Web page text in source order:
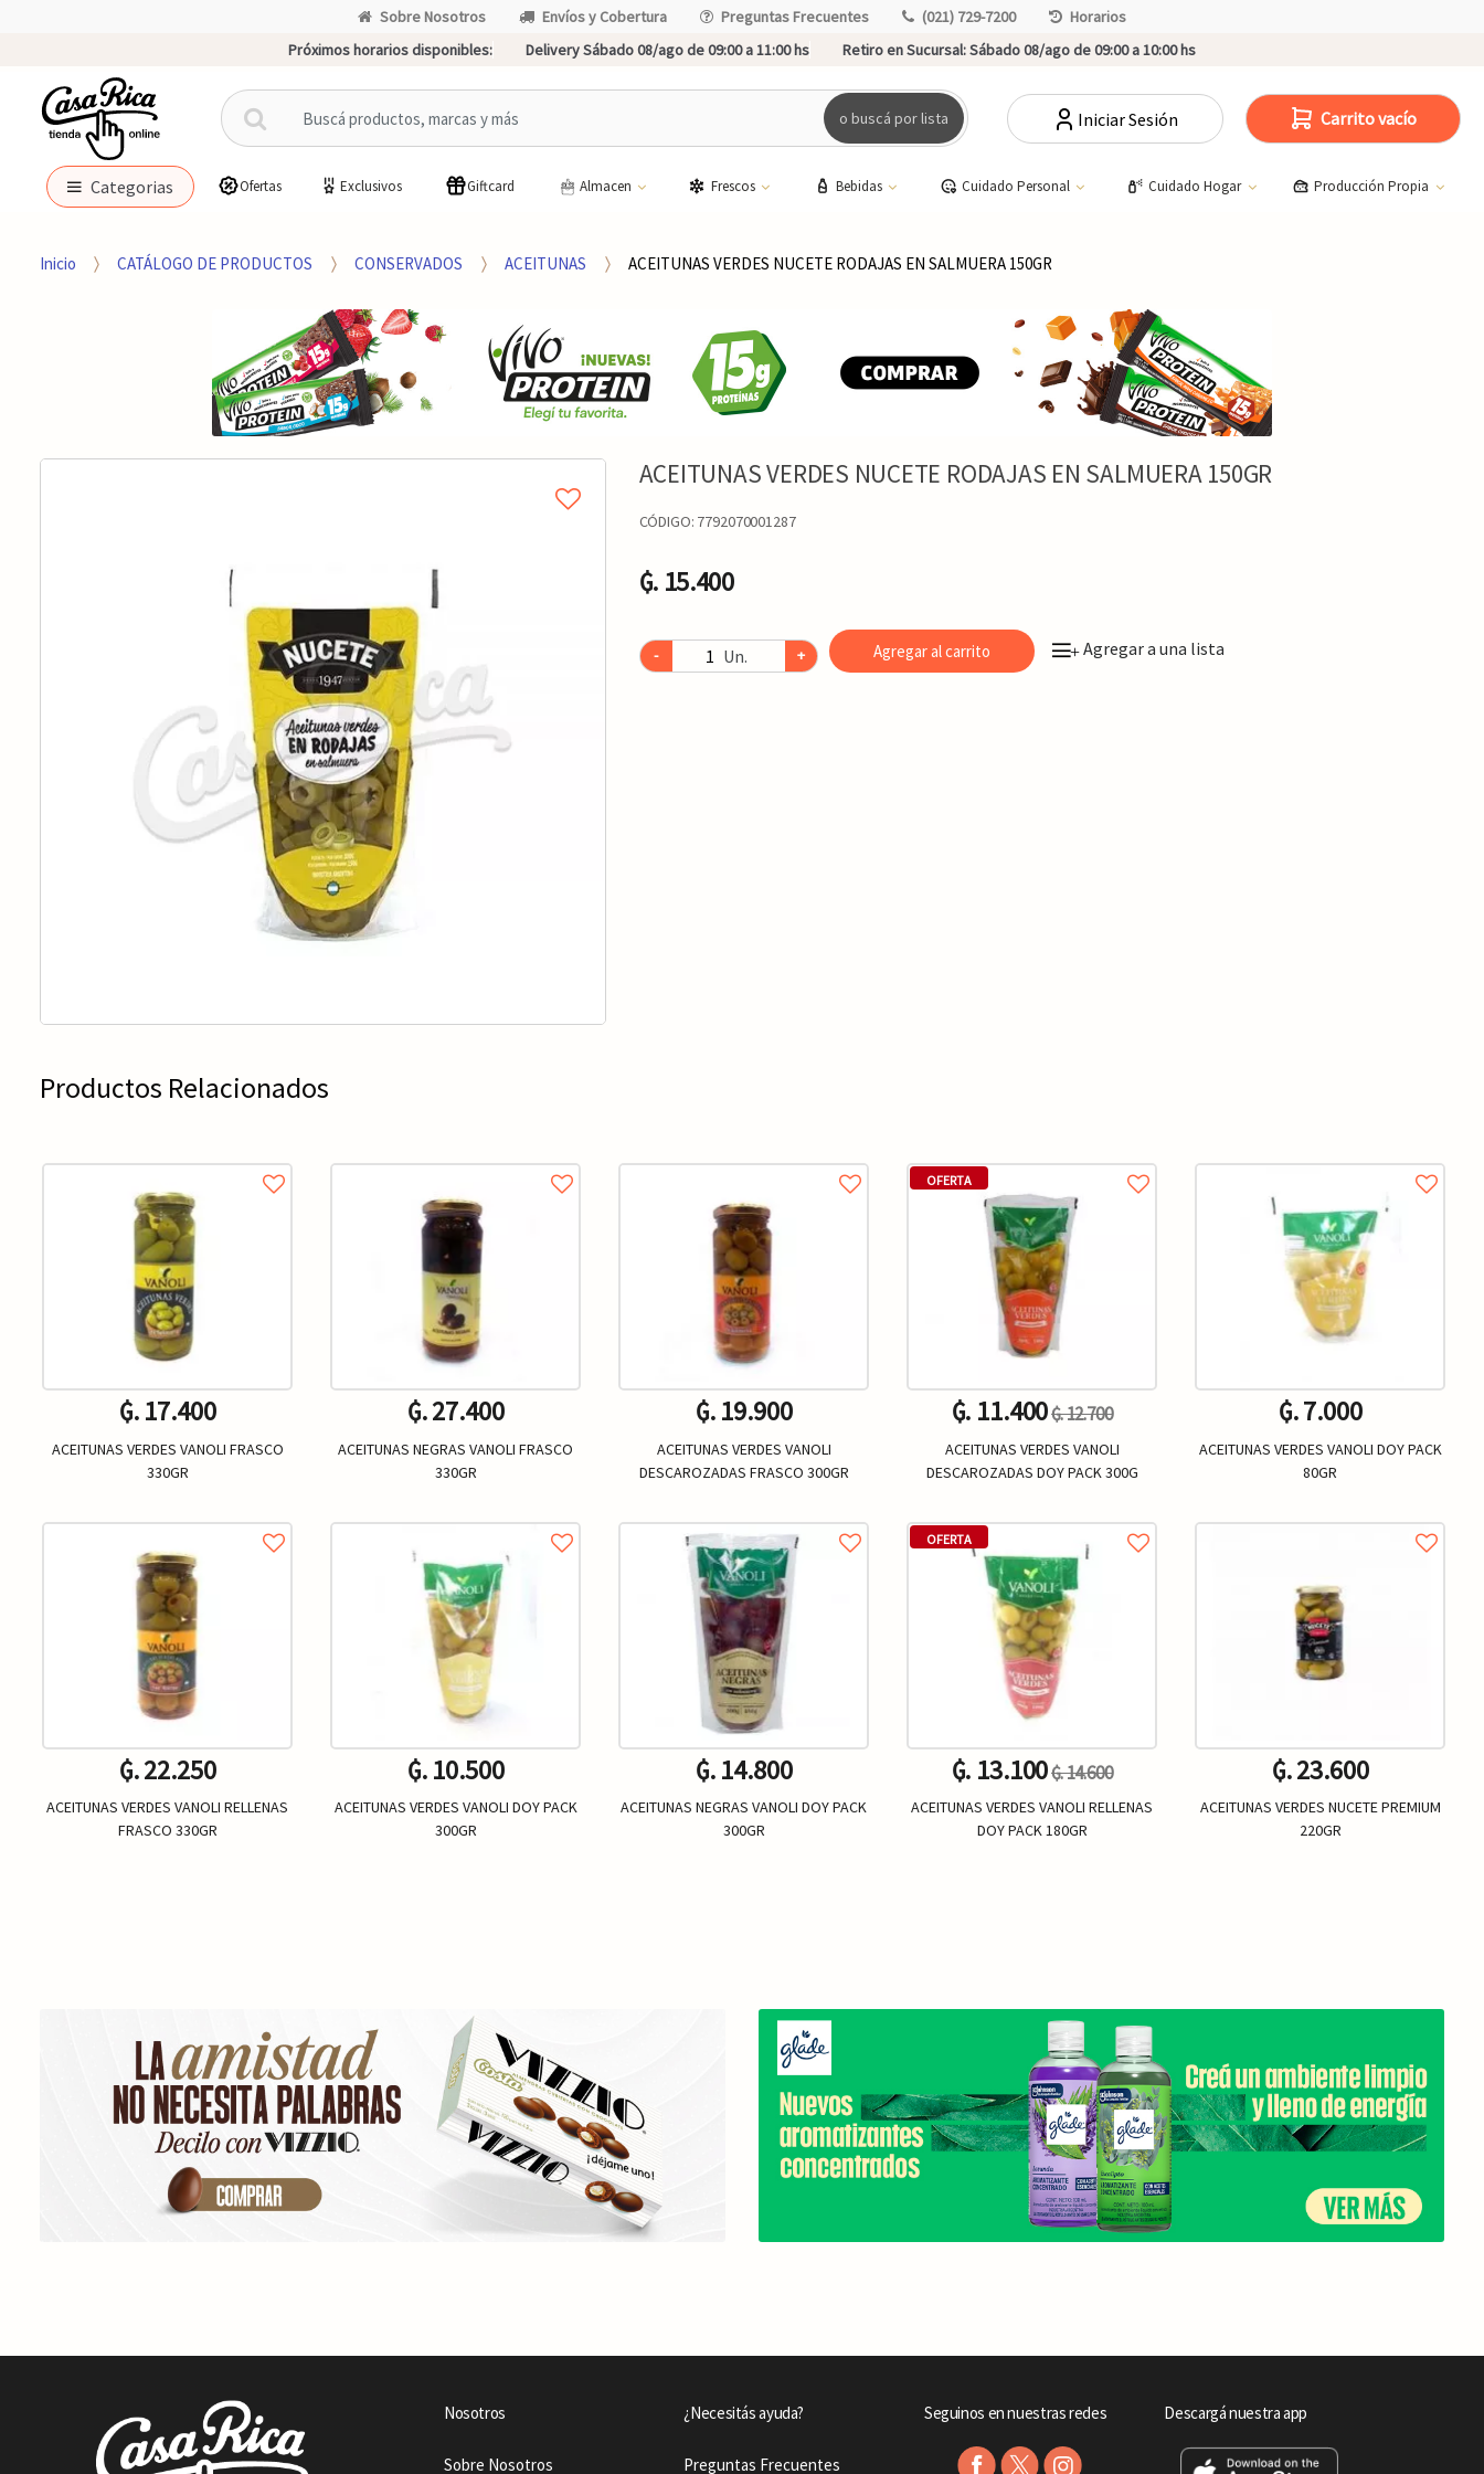
Sobre Nosotros Envíos y Cobertura Preguntas Frecuentes (021) 729-7200
Horarios
Próximos horarios disponibles:
Delivery Sábado 08/ago de 09:00 a 11:00 hs Retiro en Sucursal:Sábado 08/ago de 09:00 a 10:00 hs
B
u
c
p
o buscá por lista Iniciar Sesión Carrito vacío
Categorias Ofertas Exclusivos Giftcard Almacen Frescos Bebidas Cuidado Personal Cuidado Hogar Producción Propia
Inicio CATÁLOGO DE PRODUCTOS CONSERVADOS ACEITUNAS ACEITUNAS VERDES NUCETE RODAJAS EN SALMUERA 150GR
ACEITUNAS VERDES NUCETE RODAJAS EN SALMUERA 150GR
CÓDIGO: 7792070001287
₲. 15.400
- Un. + Agregar al carrito +Agregar a una lista
Productos Relacionados
₲. 17.400
ACEITUNAS VERDES VANOLI FRASCO
330GR
₲. 22.250
ACEITUNAS VERDES VANOLI RELLENAS
FRASCO 330GR
₲. 27.400
ACEITUNAS NEGRAS VANOLI FRASCO
330GR
₲. 10.500
ACEITUNAS VERDES VANOLI DOY PACK
300GR
₲. 19.900
ACEITUNAS VERDES VANOLI
DESCAROZADAS FRASCO 300GR
₲. 14.800
ACEITUNAS NEGRAS VANOLI DOY PACK
300GR
OFERTA
₲. 11.400₲. 12.700
ACEITUNAS VERDES VANOLI
DESCAROZADAS DOY PACK 300G
OFERTA
₲. 13.100₲. 14.600
ACEITUNAS VERDES VANOLI RELLENAS
DOY PACK 180GR
₲. 7.000
ACEITUNAS VERDES VANOLI DOY PACK
80GR
₲. 23.600
ACEITUNAS VERDES NUCETE PREMIUM
220GR
Nosotros
Sobre Nosotros
¿Necesitás ayuda?
Preguntas Frecuentes
Seguinos en nuestras redes Descargá nuestra app